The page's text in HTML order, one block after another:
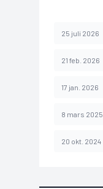
25 juli 2026
21 feb. 2026
17 jan. 2026
8 mars 2025
20 okt. 2024